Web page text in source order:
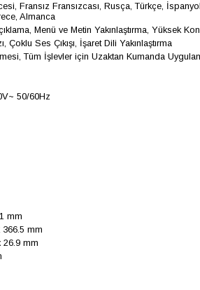
Fransız Fransızcası, Rusça, Türkçe,
Almanca
Menü ve Metin Yakınlaştırma, Yüksek
Çoklu Ses Çıkışı, İşaret Dili Yakınlaştırma
Tüm İşlevler için Uzaktan Kumanda
50/60Hz
mm
366.5 mm
26.9 mm